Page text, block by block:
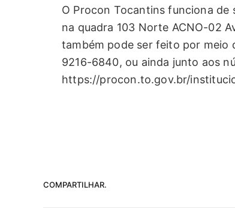
O Procon Tocantins funciona de
na quadra 103 Norte ACNO-02
também pode ser feito por meio
9216-6840, ou ainda junto aos
https://procon.to.gov.br/
COMPARTILHAR.